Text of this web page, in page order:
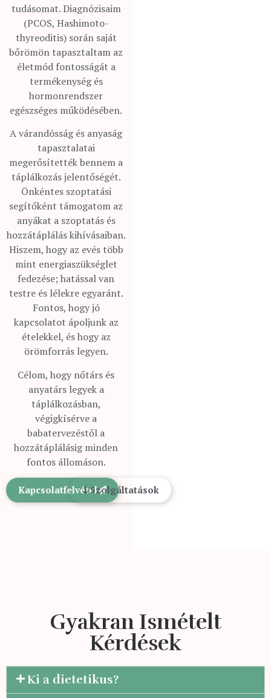
tudásomat. Diagnózisaim
(PCOS, Hashimoto-
thyreoditis) során saját
bőrömön tapasztaltam az
életmód fontosságát a
termékenység és
hormonrendszer
egészséges működésében.
A várandósság és anyaság
tapasztalatai
megerősítették bennem a
táplálkozás jelentőségét.
Önkéntes szoptatási
segítőként támogatom az
anyákat a szoptatás és
hozzátáplálás kihívásaiban.
Hiszem, hogy az evés több
mint energiaszükséglet
fedezése; hatással van
testre és lélekre egyaránt.
Fontos, hogy jó
kapcsolatot ápoljunk az
ételekkel, és hogy az
örömforrás legyen.
Célom, hogy nőtárs és
anyatárs legyek a
táplálkozásban,
végigkísérve a
babatervezéstől a
hozzátáplálásig minden
fontos állomáson.
KapcsolatfelvételSzolgáltatások
Gyakran Ismételt
Kérdések
Ki a dietetikus?